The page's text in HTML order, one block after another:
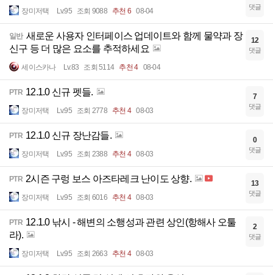
장미저택 Lv.95 조회 9088 추천 6 08-04 댓글
일반 새로운 사용자 인터페이스 업데이트와 함께 물약과 장
신구 등 더 많은 요소를 추적하세요
세이스카나 Lv.83 조회 5114 추천 4 08-04
12
댓글
PTR 12.1.0 신규 펫들.
장미저택 Lv.95 조회 2778 추천 4 08-03
7
댓글
PTR 12.1.0 신규 장난감들.
장미저택 Lv.95 조회 2388 추천 4 08-03
0
댓글
PTR 2시즌 구렁 보스 아즈타레크 난이도 상향.
장미저택 Lv.95 조회 6016 추천 4 08-03
13
댓글
PTR 12.1.0 낚시 - 해변의 소행성과 관련 상인(항해사 오툴
라).
장미저택 Lv.95 조회 2663 추천 4 08-03
2
댓글